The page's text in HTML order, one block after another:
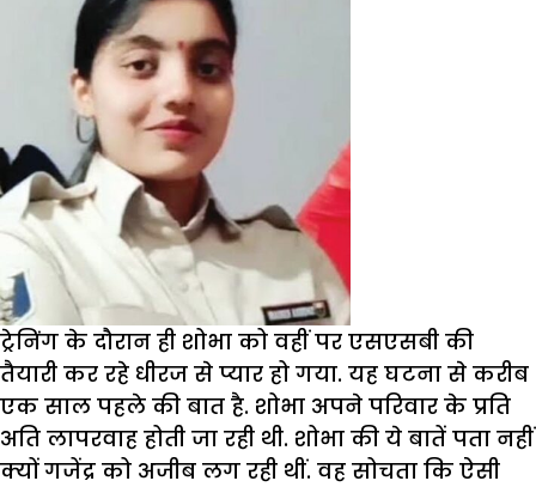
ट्रेनिंग के दौरान ही शोभा को वहीं पर एसएसबी की
तैयारी कर रहे धीरज से प्यार हो गया. यह घटना से करीब
एक साल पहले की बात है. शोभा अपने परिवार के प्रति
अति लापरवाह होती जा रही थी. शोभा की ये बातें पता नहीं
क्यों गजेंद्र को अजीब लग रही थीं. वह सोचता कि ऐसी